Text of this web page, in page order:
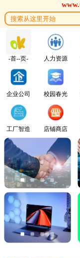
-首--页-
企业公司
工厂智造
人力资源
校园春光
店铺商店